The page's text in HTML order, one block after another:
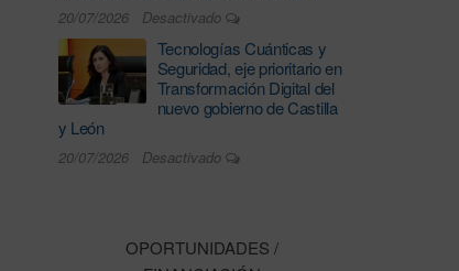
20/07/2026 Desactivado
Tecnologías Cuánticas y
Seguridad, eje prioritario en
Transformación Digital del
nuevo gobierno de Castilla
y León
20/07/2026 Desactivado
OPORTUNIDADES /